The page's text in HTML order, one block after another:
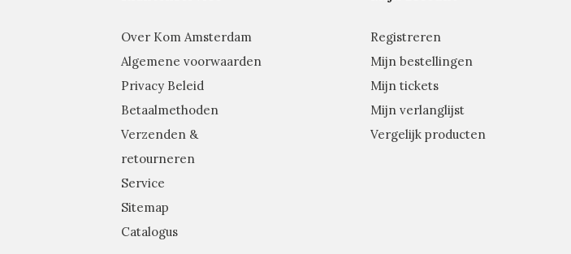
Over Kom Amsterdam
Algemene voorwaarden
Privacy Beleid
Betaalmethoden
Verzenden &
retourneren
Service
Sitemap
Catalogus
Registreren
Mijn bestellingen
Mijn tickets
Mijn verlanglijst
Vergelijk producten